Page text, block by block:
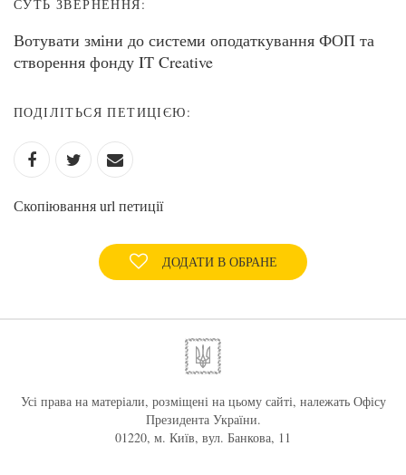
СУТЬ ЗВЕРНЕННЯ:
Вотувати зміни до системи оподаткування ФОП та
створення фонду IT Creative
ПОДІЛІТЬСЯ ПЕТИЦІЄЮ:
Скопіювання url петиції
ДОДАТИ В ОБРАНЕ
Усі права на матеріали, розміщені на цьому сайті, належать Офісу
Президента України.
01220, м. Київ, вул. Банкова, 11